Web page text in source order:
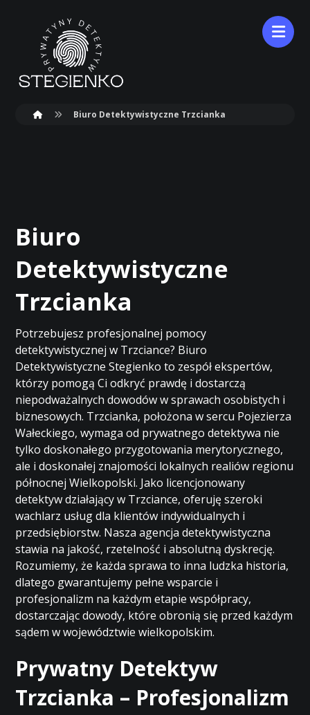
Biuro Detektywistyczne Trzcianka
Biuro
Detektywistyczne
Trzcianka
Potrzebujesz profesjonalnej pomocy
detektywistycznej w Trzciance? Biuro
Detektywistyczne Stegienko to zespół ekspertów,
którzy pomogą Ci odkryć prawdę i dostarczą
niepodważalnych dowodów w sprawach osobistych i
biznesowych. Trzcianka, położona w sercu Pojezierza
Wałeckiego, wymaga od prywatnego detektywa nie
tylko doskonałego przygotowania merytorycznego,
ale i doskonałej znajomości lokalnych realiów regionu
północnej Wielkopolski. Jako licencjonowany
detektyw działający w Trzciance, oferuję szeroki
wachlarz usług dla klientów indywidualnych i
przedsiębiorstw. Nasza agencja detektywistyczna
stawia na jakość, rzetelność i absolutną dyskrecję.
Rozumiemy, że każda sprawa to inna ludzka historia,
dlatego gwarantujemy pełne wsparcie i
profesjonalizm na każdym etapie współpracy,
dostarczając dowody, które obronią się przed każdym
sądem w województwie wielkopolskim.
Prywatny Detektyw
Trzcianka – Profesjonalizm